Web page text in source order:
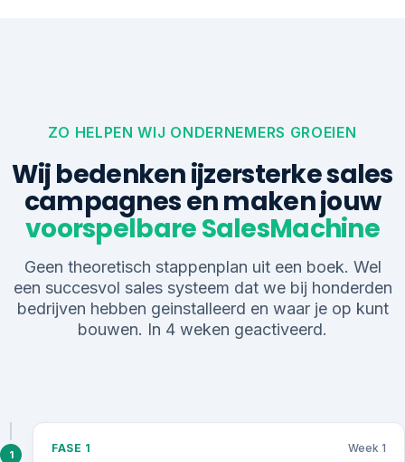
ZO HELPEN WIJ ONDERNEMERS GROEIEN
Wij bedenken ijzersterke sales
campagnes en maken jouw
voorspelbare SalesMachine
Geen theoretisch stappenplan uit een boek. Wel
een succesvol sales systeem dat we bij honderden
bedrijven hebben geinstalleerd en waar je op kunt
bouwen. In 4 weken geactiveerd.
1 FASE 1 Week 1